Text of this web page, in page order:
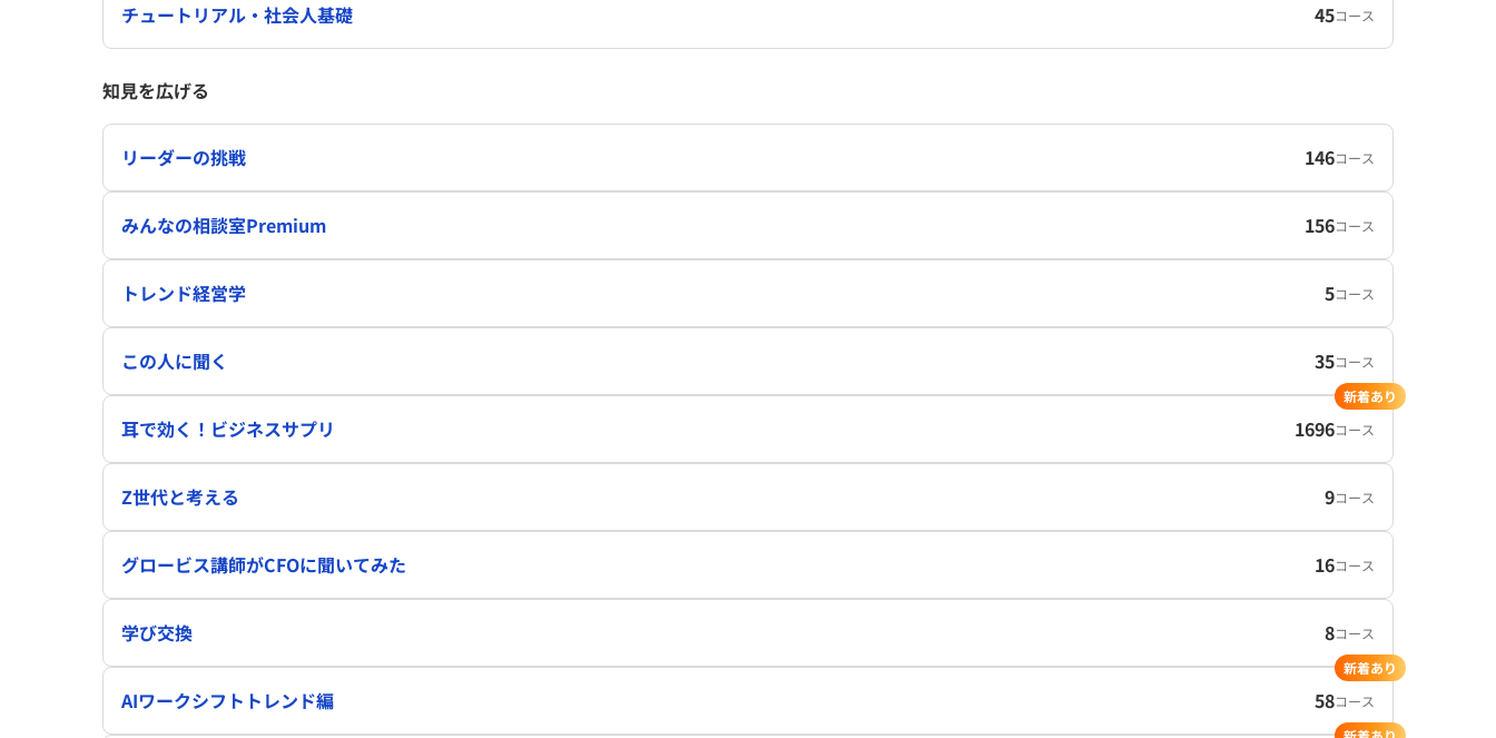
チュートリアル・社会人基礎 45コース
知見を広げる
リーダーの挑戦 146コース
みんなの相談室Premium 156コース
トレンド経営学 5コース
この人に聞く 35コース
耳で効く！ビジネスサプリ 1696コース
新着あり
Z世代と考える 9コース
グロービス講師がCFOに聞いてみた 16コース
学び交換 8コース
AIワークシフトトレンド編 58コース
新着あり